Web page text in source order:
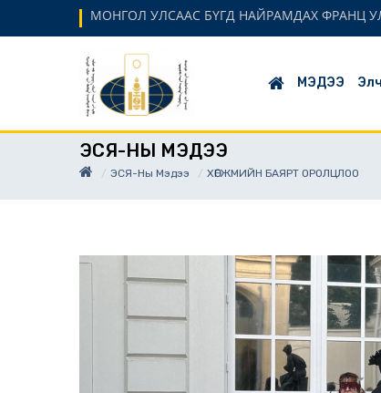
МОНГОЛ УЛСААС БҮГД НАЙРАМДАХ ФРАНЦ
МЭДЭЭ
ЭСЯ-НЫ МЭДЭЭ
ЭСЯ-Ны Мэдээ ХӨГЖМИЙН БАЯРТ ОРОЛЦЛОО